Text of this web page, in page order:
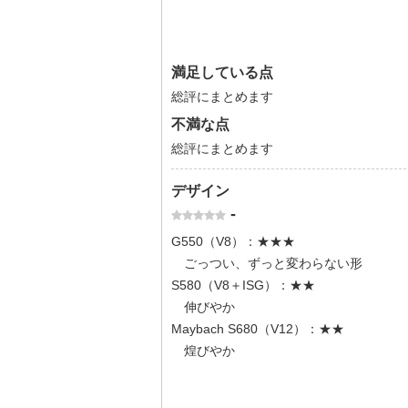
満足している点
総評にまとめます
不満な点
総評にまとめます
デザイン
-
G550（V8）：★★★
ごっつい、ずっと変わらない形
S580（V8＋ISG）：★★
伸びやか
Maybach S680（V12）：★★
煌びやか